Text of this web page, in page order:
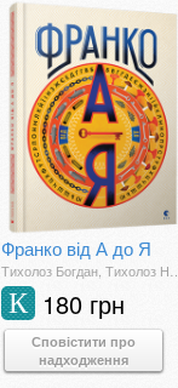
Франко від А до Я
180 грн
К
Сповістити про
надходження